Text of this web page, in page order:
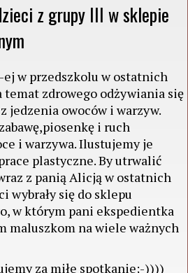
z grupy III w sklepie
w przedszkolu w ostatnich
temat zdrowego odżywiania się
jedzenia owoców i warzyw.
i ruch
i warzywa. Ilustujemy je
plastyczne. By utrwalić
z panią Alicją w ostatnich
wybrały się do sklepu
w którym pani ekspedientka
maluszkom na wiele ważnych
za miłe spotkanie;-))))